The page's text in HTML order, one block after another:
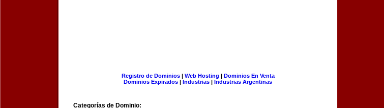
Registro de Dominios| Web Hosting | Dominios En Venta
Dominios Expirados | Industrias | Industrias Argentinas
Categorías de Dominio: